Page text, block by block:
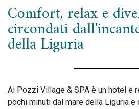
Comfort, relax e
circondati
della Liguria
Ai Pozzi Village & SPA è un hotel e
pochi minuti dal mare della Liguria